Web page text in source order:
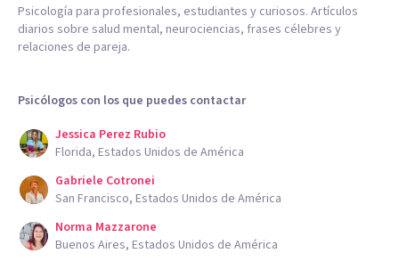
Psicología para profesionales, estudiantes y curiosos. Artículos
diarios sobre salud mental, neurociencias, frases célebres y
relaciones de pareja.
Psicólogos con los que puedes contactar
Jessica Perez Rubio
Florida, Estados Unidos de América
Gabriele Cotronei
San Francisco, Estados Unidos de América
Norma Mazzarone
Buenos Aires, Estados Unidos de América